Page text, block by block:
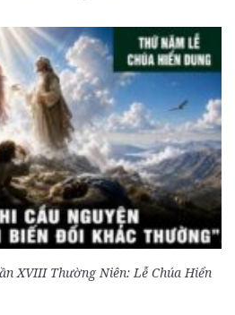
XVIII Thường Niên: Lễ Chúa Hiển